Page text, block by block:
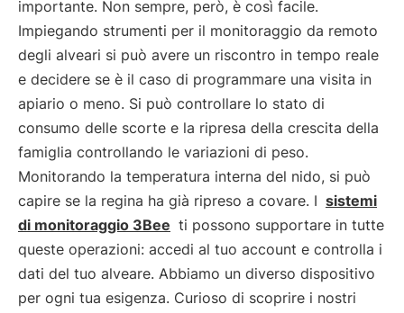
importante. Non sempre, però, è così facile.
Impiegando strumenti per il monitoraggio da remoto
degli alveari si può avere un riscontro in tempo reale
e decidere se è il caso di programmare una visita in
apiario o meno. Si può controllare lo stato di
consumo delle scorte e la ripresa della crescita della
famiglia controllando le variazioni di peso.
Monitorando la temperatura interna del nido, si può
capire se la regina ha già ripreso a covare. I sistemi
di monitoraggio 3Bee ti possono supportare in tutte
queste operazioni: accedi al tuo account e controlla i
dati del tuo alveare. Abbiamo un diverso dispositivo
per ogni tua esigenza. Curioso di scoprire i nostri